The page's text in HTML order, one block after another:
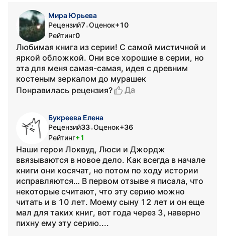
Мира Юрьева
Рецензий7•Оценок+10
Рейтинг0
Любимая книга из серии! С самой мистичной и
яркой обложкой. Они все хорошие в серии, но
эта для меня самая-самая, идея с древним
костеным зеркалом до мурашек
Понравилась рецензия?
Да
Букреева Елена
Рецензий33•Оценок+36
Рейтинг+1
Наши герои Локвуд, Люси и Джордж
ввязываются в новое дело. Как всегда в начале
книги они косячат, но потом по ходу истории
исправляются… В первом отзыве я писала, что
некоторые считают, что эту серию можно
читать и в 10 лет. Моему сыну 12 лет и он еще
мал для таких книг, вот года через 3, наверно
пихну ему эту серию....